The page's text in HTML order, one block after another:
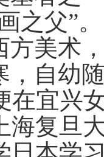
之父”
方美术
，自幼
在宜兴
海复旦